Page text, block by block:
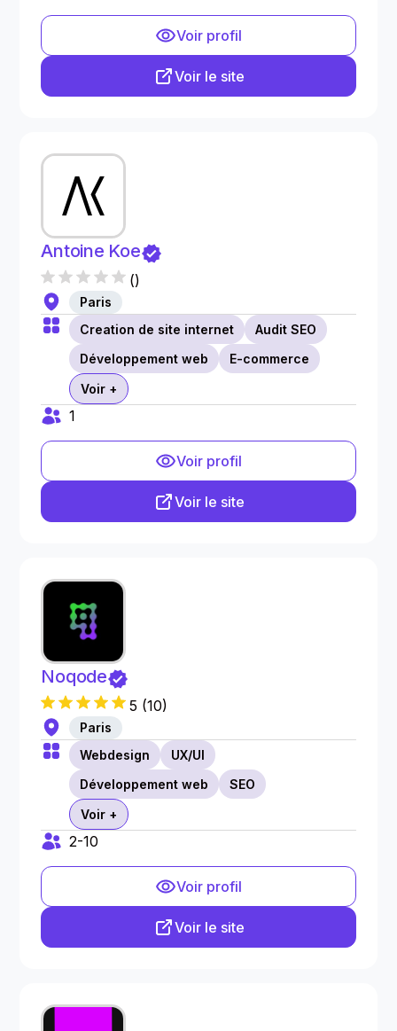
Voir profil
Voir le site
Antoine Koe
()
Paris
Creation de site internet
Audit SEO
Développement web
E-commerce
Voir +
1
Voir profil
Voir le site
Noqode
5 (10)
Paris
Webdesign
UX/UI
Développement web
SEO
Voir +
2-10
Voir profil
Voir le site